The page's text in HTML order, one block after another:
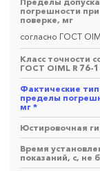
погрешности
поверке, мг
согласно ГОСТ
Класс точности
ГОСТ OIML R 76-
Фактические
пределы
мг *
Юстировочная
Время
показаний, с, не